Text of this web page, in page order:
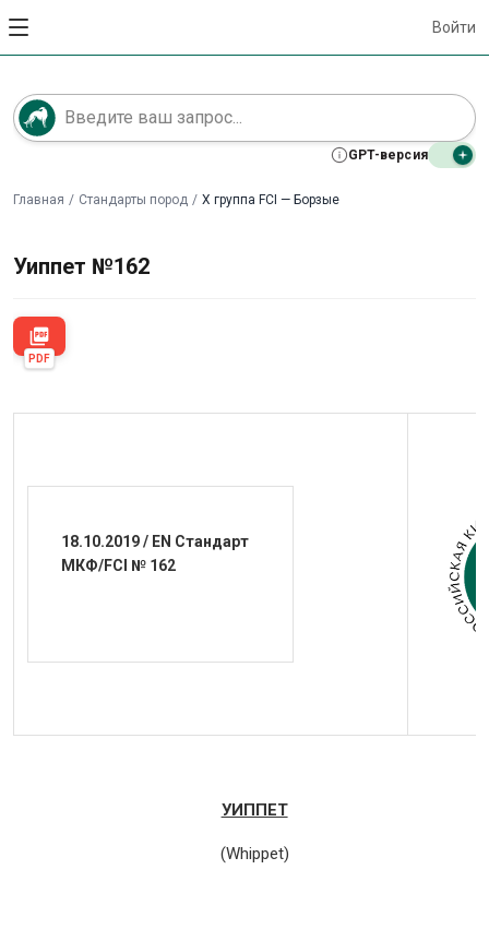
Войти
GPT-версия
Главная / Стандарты пород / X группа FCI — Борзые
Уиппет №162
picture_as_pdf
PDF
18.10.2019 / EN Стандарт
МКФ/FCI № 162
УИППЕТ
(Whippet)